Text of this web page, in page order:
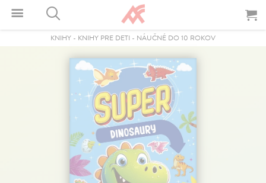
KNIHY - KNIHY PRE DETI - NÁUČNÉ DO 10 ROKOV